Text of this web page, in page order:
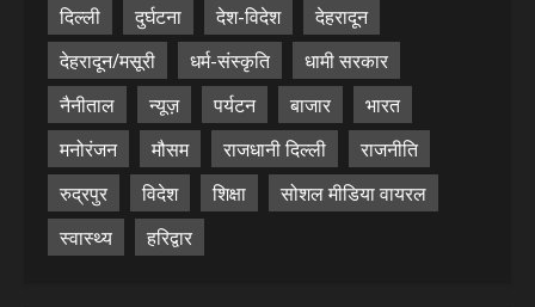
दिल्ली
दुर्घटना देश-विदेश
देहरादून
देहरादून/मसूरी
धर्म-संस्कृति
धामी सरकार
नैनीताल
न्यूज़ पर्यटन बाजार
भारत
मनोरंजन
मौसम राजधानी दिल्ली
राजनीति
रुद्रपुर
विदेश शिक्षा
सोशल मीडिया वायरल
स्वास्थ्य
हरिद्वार